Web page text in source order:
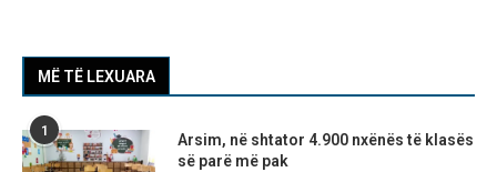
MË TË LEXUARA
1
Arsim, në shtator 4.900 nxënës të klasës
së parë më pak